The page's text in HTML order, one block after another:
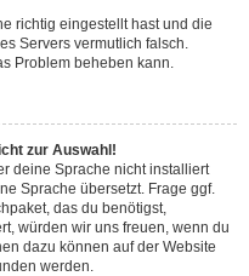
richtig eingestellt hast und die
Servers vermutlich falsch.
Problem beheben kann.
zur Auswahl!
deine Sprache nicht installiert
Sprache übersetzt. Frage ggf.
das du benötigst,
würden wir uns freuen, wenn du
dazu können auf der Website
werden.